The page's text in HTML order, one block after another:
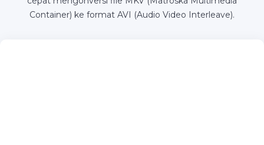
Container) ke format AVI (Audio Video Interleave).